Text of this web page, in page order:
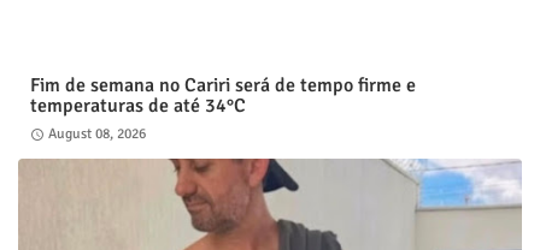
Fim de semana no Cariri será de tempo firme e
temperaturas de até 34°C
August 08, 2026